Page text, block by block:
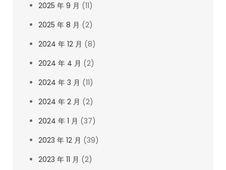
2025 年 9 月 (11)
2025 年 8 月 (2)
2024 年 12 月 (8)
2024 年 4 月 (2)
2024 年 3 月 (11)
2024 年 2 月 (2)
2024 年 1 月 (37)
2023 年 12 月 (39)
2023 年 11 月 (2)